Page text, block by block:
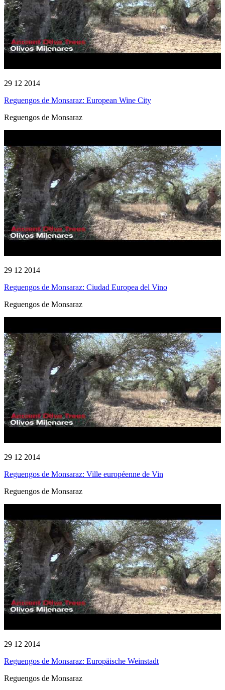
29 12 2014
Reguengos de Monsaraz: European Wine City
Reguengos de Monsaraz
29 12 2014
Reguengos de Monsaraz: Ciudad Europea del Vino
Reguengos de Monsaraz
29 12 2014
Reguengos de Monsaraz: Ville européenne de Vin
Reguengos de Monsaraz
29 12 2014
Reguengos de Monsaraz: Europäische Weinstadt
Reguengos de Monsaraz